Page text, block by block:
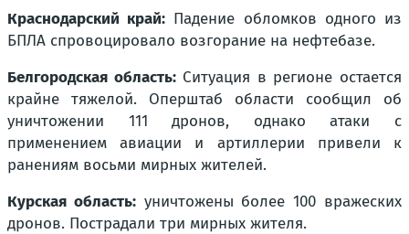
Краснодарский край: Падение обломков одного из
БПЛА спровоцировало возгорание на нефтебазе.
Белгородская область:Ситуация в регионе остается
крайне тяжелой. Оперштаб области сообщил об
уничтожении 111 дронов, однако атаки с
применением авиации и артиллерии привели к
ранениям восьми мирных жителей.
Курская область:уничтожены более 100 вражеских
дронов. Пострадали три мирных жителя.